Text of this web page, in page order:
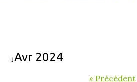
↓Avr 2024
« Précédent